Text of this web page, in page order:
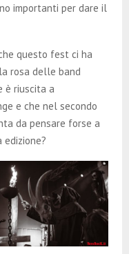
importanti per dare il
questo fest ci ha
rosa delle band
è riuscita a
e che nel secondo
da pensare forse a